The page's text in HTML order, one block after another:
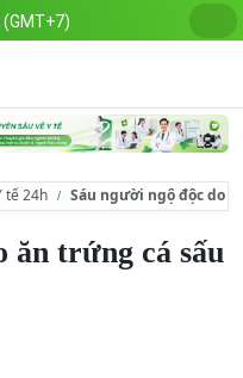
tế 24h Sáu người ngộ độc do
ăn trứng cá sấu